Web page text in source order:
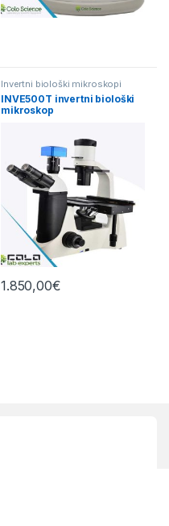
Invertni biološki mikroskopi
INVE500T invertni biološki
mikroskop
1.850,00€